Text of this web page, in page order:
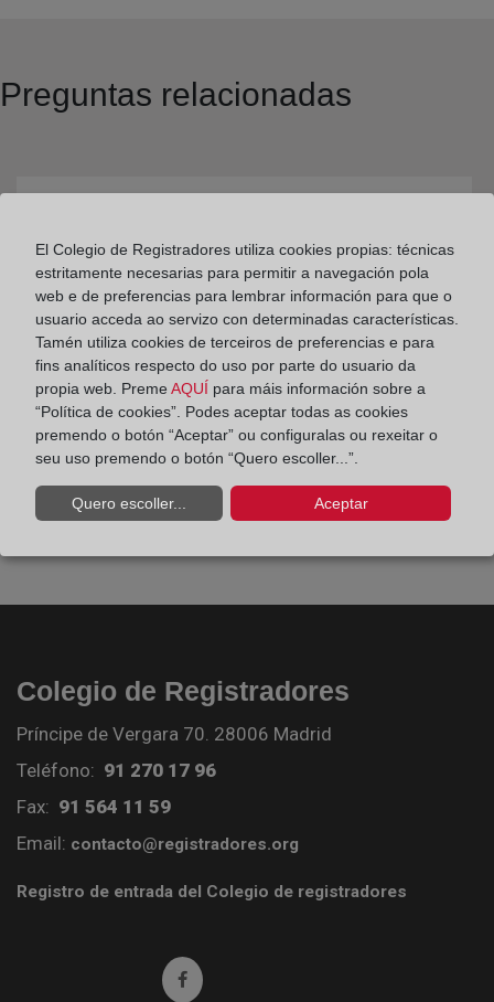
Preguntas relacionadas
Muebles?
Colegio de Registradores
Príncipe de Vergara 70. 28006 Madrid
Teléfono: 91 270 17 96
Fax: 91 564 11 59
Email: contacto@registradores.org
Registro de entrada del Colegio de registradores
Ir a facebook (abre en ventana nueva)
El Colegio de Registradores utiliza cookies propias: técnicas
estritamente necesarias para permitir a navegación pola
web e de preferencias para lembrar información para que o
usuario acceda ao servizo con determinadas características.
Tamén utiliza cookies de terceiros de preferencias e para
fins analíticos respecto do uso por parte do usuario da
propia web. Preme AQUÍ para máis información sobre a
“Política de cookies”. Podes aceptar todas as cookies
premendo o botón “Aceptar” ou configuralas ou rexeitar o
seu uso premendo o botón “Quero escoller...”.
Quero escoller... Aceptar